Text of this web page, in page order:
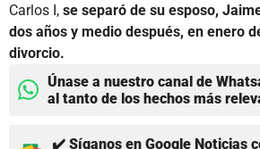
Carlos I, se separó de su esposo,
dos años y medio después, en enero
divorcio.
Únase a nuestro canal de
al tanto de los hechos más
✔️ Síganos en Google Noticias